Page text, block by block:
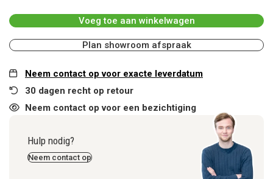
Voeg toe aan winkelwagen
Plan showroom afspraak
Neem contact op voor exacte leverdatum
30 dagen recht op retour
Neem contact op voor een bezichtiging
Hulp nodig?
Neem contact op